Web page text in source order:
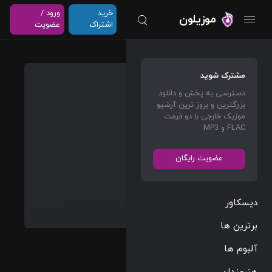
موزیلون
خرید
اشتراک
ورود /
عضویت
مشترک شوید
دسترسی به پخش و دانلود
بزرگترین و بروز ترین آرشیو
موزیک خارجی با دو فرمت
FLAC و MP3
عضویت رایگان
دیسکاور
برترین ها
آلبوم ها
Eret
Has
Visitor
s
[2m8]
John
Film Scores
Films/Games
91 BPM